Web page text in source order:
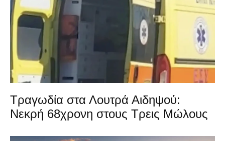
Τραγωδία στα Λουτρά Αιδηψού:
Νεκρή 68χρονη στους Τρεις Μώλους